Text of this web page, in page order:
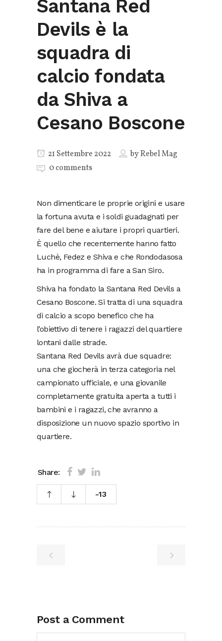
Santana Red
Devils è la
squadra di
calcio fondata
da Shiva a
Cesano Boscone
21 Settembre 2022 byRebel Mag
0 comments
Non dimenticare le proprie origini e usare
la fortuna avuta e i soldi guadagnati per
fare del bene e aiutare i propri quartieri.
È quello che recentemente hanno fatto
Luchè, Fedez e Shiva e che Rondodasosa
ha in programma di fare a San Siro.
Shiva ha fondato la Santana Red Devils a
Cesano Boscone. Si tratta di una squadra
di calcio a scopo benefico che ha
l’obiettivo di tenere i ragazzi del quartiere
lontani dalle strade.
Santana Red Devils avrà due squadre:
una che giocherà in terza categoria nel
campionato ufficiale, e una giovanile
completamente gratuita aperta a tutti i
bambini e i ragazzi, che avranno a
disposizione un nuovo spazio sportivo in
quartiere.
Share:
-13
Post a Comment